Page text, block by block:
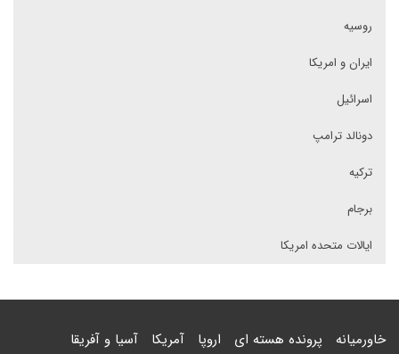
روسیه
ایران و امریکا
اسرائیل
دونالد ترامپ
ترکیه
برجام
ایالات متحده امریکا
خاورمیانه پرونده هسته ای اروپا آمریکا آسیا و آفریقا